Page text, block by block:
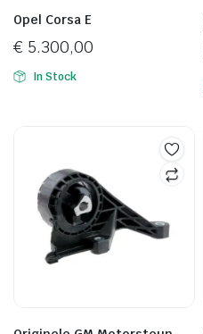
Opel Corsa E
€ 5.300,00
In Stock